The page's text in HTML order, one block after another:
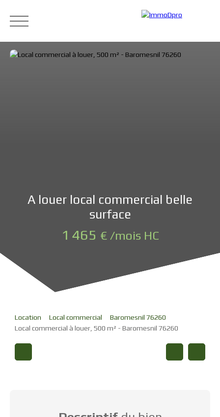
A louer local commercial belle
surface
1 465 € /mois HC
Location Local commercial
Baromesnil 76260
Local commercial à louer, 500 m² - Baromesnil 76260